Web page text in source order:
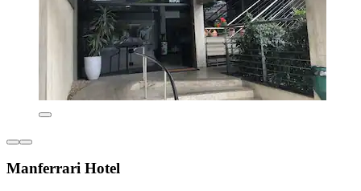
Manferrari Hotel